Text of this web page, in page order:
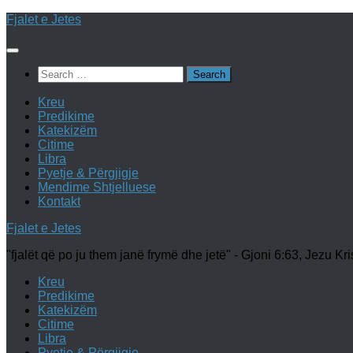
Skip
content
Fjalet e Jetes
Search
for:
Kreu
Predikime
Katekizëm
Citime
Libra
Pyetje & Përgjigje
Mendime Shtjelluese
Kontakt
Fjalet e Jetes
"fjalët që po ju them janë frymë dhe jetë" - Gjoni 6:63, Jezu
Kreu
Predikime
Katekizëm
Citime
Libra